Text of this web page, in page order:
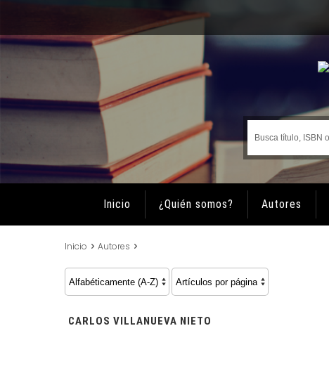
Inicio ¿Quién somos? Autores
Inicio Autores
CARLOS VILLANUEVA NIETO